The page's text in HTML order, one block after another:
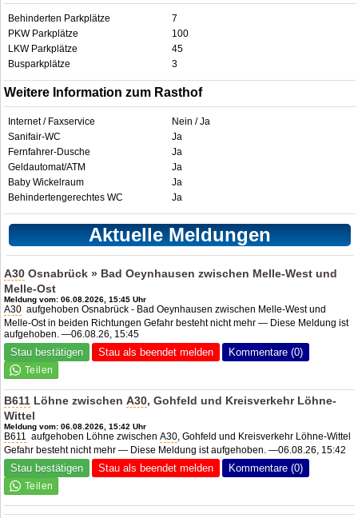
Behinderten Parkplätze
7
PKW Parkplätze
100
LKW Parkplätze
45
Busparkplätze
3
Weitere Information zum Rasthof
Internet / Faxservice
Nein / Ja
Sanifair-WC
Ja
Fernfahrer-Dusche
Ja
Geldautomat/ATM
Ja
Baby Wickelraum
Ja
Behindertengerechtes WC
Ja
Aktuelle Meldungen
A30 Osnabrück » Bad Oeynhausen zwischen Melle-West und
Melle-Ost
Meldung vom: 06.08.2026, 15:45 Uhr
A30 aufgehoben Osnabrück - Bad Oeynhausen zwischen Melle-West und
Melle-Ost in beiden Richtungen Gefahr besteht nicht mehr — Diese Meldung ist
aufgehoben. —06.08.26, 15:45
Stau bestätigen Stau als beendet melden Kommentare (0)
B611 Löhne zwischenA30, Gohfeld und Kreisverkehr Löhne-
Wittel
Meldung vom: 06.08.2026, 15:42 Uhr
B611 aufgehoben Löhne zwischenA30, Gohfeld und Kreisverkehr Löhne-Wittel
Gefahr besteht nicht mehr — Diese Meldung ist aufgehoben. —06.08.26, 15:42
Stau bestätigen Stau als beendet melden Kommentare (0)